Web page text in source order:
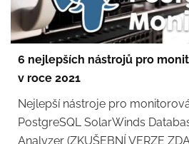
6 nejlepších nástrojů pro
v roce 2021
Nejlepší nástroje pro
PostgreSQL SolarWinds
Analyzer (ZKUŠEBNÍ VERZE